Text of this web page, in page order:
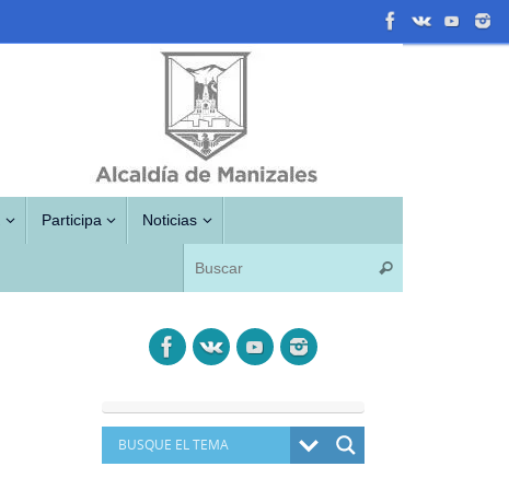
Participa Noticias
Buscar